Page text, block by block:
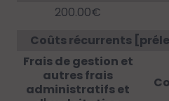
200.00€
Coûts récurrents
Frais de gestion et
autres frais
administratifs et